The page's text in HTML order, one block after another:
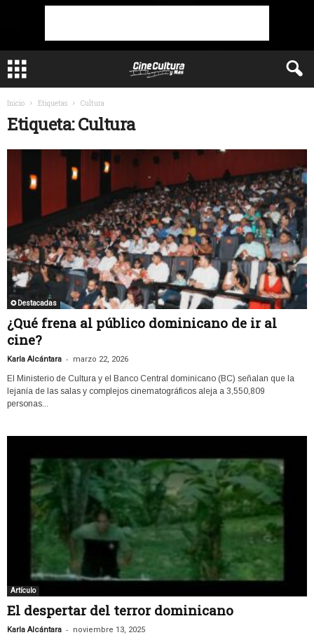
Inicio Etiquetas Cultura
Etiqueta: Cultura
✪ Destacadas
¿Qué frena al público dominicano de ir al
cine?
Karla Alcántara - marzo 22, 2026
El Ministerio de Cultura y el Banco Central dominicano (BC) señalan que la
lejanía de las salas y complejos cinematográficos aleja a 3,550,809
personas...
Artículo
El despertar del terror dominicano
Karla Alcántara - noviembre 13, 2025